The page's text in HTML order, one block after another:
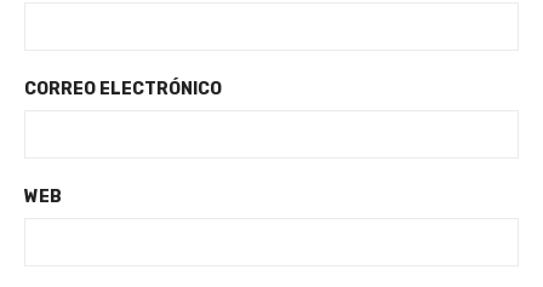
CORREO ELECTRÓNICO
WEB